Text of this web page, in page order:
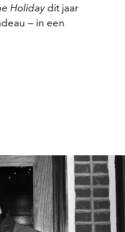
Holidaydit jaar
— in een